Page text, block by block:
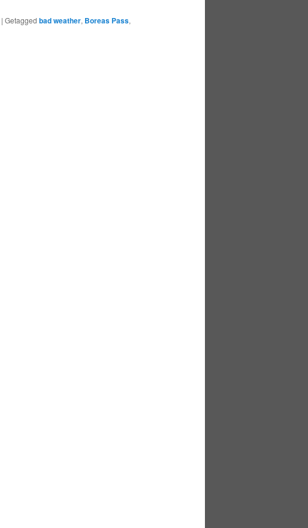
| Getagged bad weather, Boreas Pass,